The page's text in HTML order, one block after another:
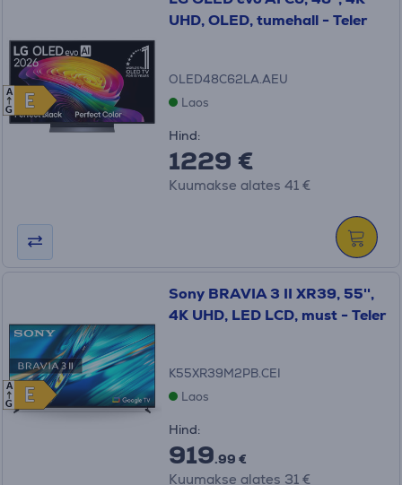
E
E
A
G
UHD, OLED, tumehall - Teler
OLED48C62LA.AEU
Laos
Hind:
1229 €
Kuumakse alates 41 €
E
E
A
G
Sony BRAVIA 3 II XR39, 55'',
4K UHD, LED LCD, must - Teler
K55XR39M2PB.CEI
Laos
Hind:
919.99 €
Kuumakse alates 31 €